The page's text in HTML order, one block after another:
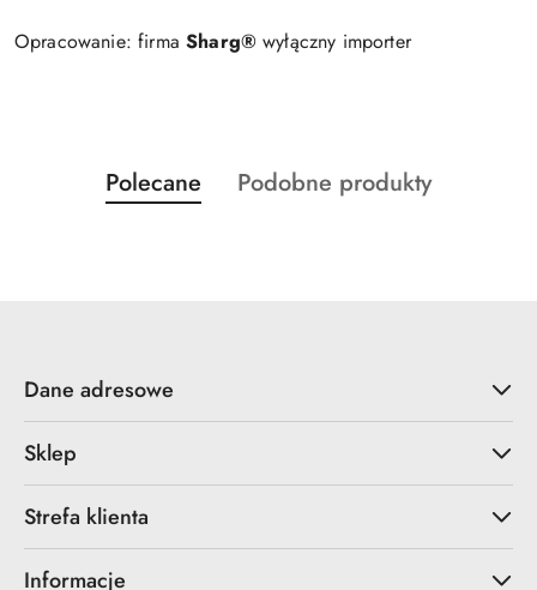
Opracowanie: firmaSharg® wyłączny importer
Pomiń karuzelę produktów
Produkty
o
Polecane
Produkty
Podobne produkty
Dane adresowe
Sklep
Strefa klienta
Informacje